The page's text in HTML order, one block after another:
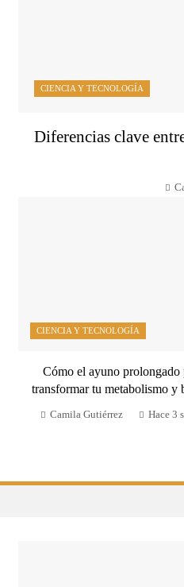
CIENCIA Y TECNOLOGÍA
Diferencias clave
CIENCIA Y TECNOLOGÍA
Cómo el ayuno prolongado
transformar tu metabolismo y
Camila Gutiérrez Hace 3